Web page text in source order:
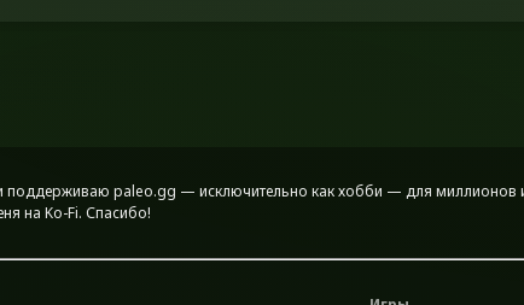
поддерживаю paleo.gg — исключительно как хобби — для миллионов
на Ko-Fi. Спасибо!